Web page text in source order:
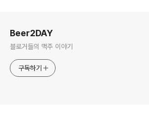
Beer2DAY
블로거들의 맥주 이야기
구독하기